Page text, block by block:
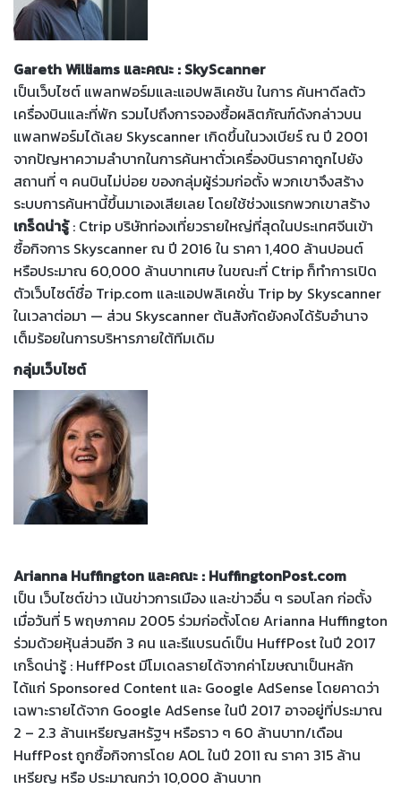
Gareth Williams และคณะ : SkyScanner
เป็นเว็บไซต์ แพลทฟอร์มและแอปพลิเคชัน ในการ ค้นหาดีลตัว
เครื่องบินและที่พัก รวมไปถึงการจองซื้อผลิตภัณฑ์ดังกล่าวบน
แพลทฟอร์มได้เลย Skyscanner เกิดขึ้นในวงเบียร์ ณ ปี 2001
จากปัญหาความลำบากในการค้นหาตั๋วเครื่องบินราคาถูกไปยัง
สถานที่ ๆ คนบินไม่บ่อย ของกลุ่มผู้ร่วมก่อตั้ง พวกเขาจึงสร้าง
ระบบการค้นหานี้ขึ้นมาเองเสียเลย โดยใช้ช่วงแรกพวกเขาสร้าง
เกร็ดน่ารู้: Ctrip บริษัทท่องเที่ยวรายใหญ่ที่สุดในประเทศจีนเข้า
ซื้อกิจการ Skyscanner ณ ปี 2016 ใน ราคา 1,400 ล้านปอนต์
หรือประมาณ 60,000 ล้านบาทเศษ ในขณะที่ Ctrip ก็ทำการเปิด
ตัวเว็บไซต์ชื่อ Trip.com และแอปพลิเคชั่น Trip by Skyscanner
ในเวลาต่อมา — ส่วน Skyscanner ต้นสังกัดยังคงได้รับอำนาจ
เต็มร้อยในการบริหารภายใต้ทีมเดิม
กลุ่มเว็บไซต์
Arianna Huffington และคณะ : HuffingtonPost.com
เป็น เว็บไซต์ข่าว เน้นข่าวการเมือง และข่าวอื่น ๆ รอบโลก ก่อตั้ง
เมื่อวันที่ 5 พฤษภาคม 2005 ร่วมก่อตั้งโดย Arianna Huffington
ร่วมด้วยหุ้นส่วนอีก 3 คน และรีแบรนด์เป็น HuffPost ในปี 2017
เกร็ดน่ารู้ : HuffPost มีโมเดลรายได้จากค่าโฆษณาเป็นหลัก
ได้แก่ Sponsored Content และ Google AdSense โดยคาดว่า
เฉพาะรายได้จาก Google AdSense ในปี 2017 อาจอยู่ที่ประมาณ
2 – 2.3 ล้านเหรียญสหรัฐฯ หรือราว ๆ 60 ล้านบาท/เดือน
HuffPost ถูกซื้อกิจการโดย AOL ในปี 2011 ณ ราคา 315 ล้าน
เหรียญ หรือ ประมาณกว่า 10,000 ล้านบาท